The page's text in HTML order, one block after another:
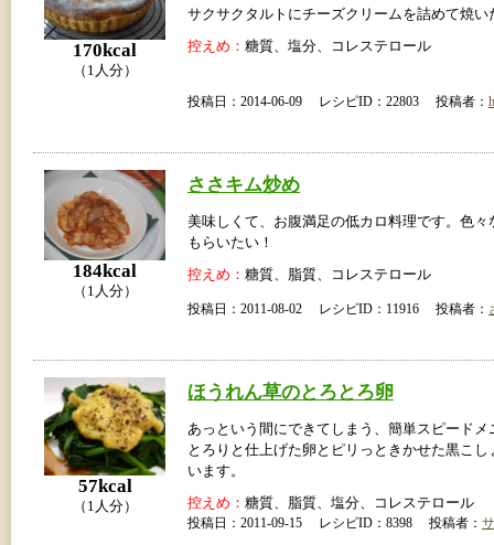
170kcal
（1人分）
サクサクタルトにチーズクリームを詰めて焼い
控えめ： 糖質、塩分、コレステロール
投稿日：2014-06-09 レシピID：22803 投稿者：
184kcal
（1人分）
ささキム炒め
美味しくて、お腹満足の低カロ料理です。色々
もらいたい！
控えめ： 糖質、脂質、コレステロール
投稿日：2011-08-02 レシピID：11916 投稿者：
57kcal
（1人分）
ほうれん草のとろとろ卵
あっという間にできてしまう、簡単スピードメ
とろりと仕上げた卵とピリっときかせた黒こし
います。
控えめ： 糖質、脂質、塩分、コレステロール
投稿日：2011-09-15 レシピID：8398 投稿者：